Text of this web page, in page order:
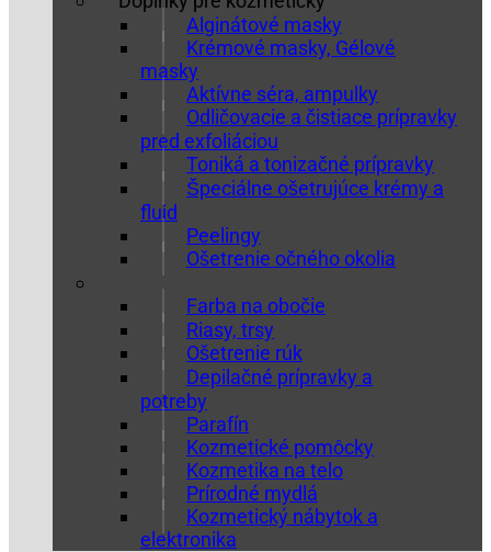
Alginátové masky
Krémové masky, Gélové
masky
Aktívne séra, ampulky
Odličovacie a čistiace prípravky
pred exfoliáciou
Toniká a tonizačné prípravky
Špeciálne ošetrujúce krémy a
fluid
Peelingy
Ošetrenie očného okolia
Farba na obočie
Riasy, trsy
Ošetrenie rúk
Depilačné prípravky a
potreby
Parafín
Kozmetické pomôcky
Kozmetika na telo
Prírodné mydlá
Kozmetický nábytok a
elektronika